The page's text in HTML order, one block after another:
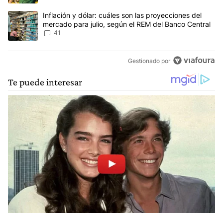
Un artículo de tendencia con el título "Inflación y dólar: cuáles
Inflación y dólar: cuáles son las proyecciones del
mercado para julio, según el REM del Banco Central
41
Gestionado por